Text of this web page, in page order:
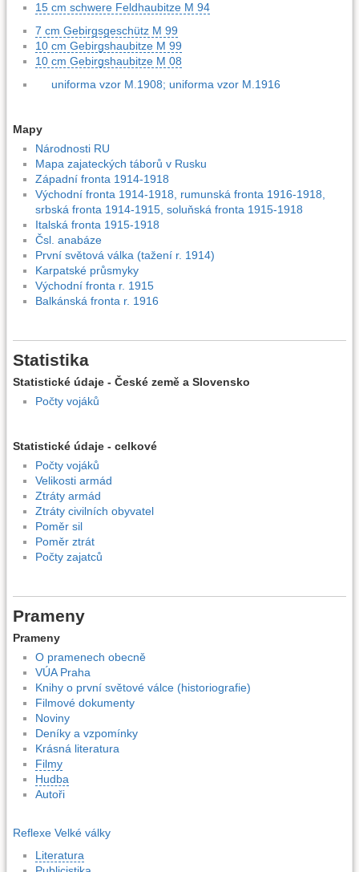
15 cm schwere Feldhaubitze M 94
7 cm Gebirgsgeschütz M 99
10 cm Gebirgshaubitze M 99
10 cm Gebirgshaubitze M 08
uniforma vzor M.1908; uniforma vzor M.1916
Mapy
Národnosti RU
Mapa zajateckých táborů v Rusku
Západní fronta 1914-1918
Východní fronta 1914-1918, rumunská fronta 1916-1918,
srbská fronta 1914-1915, soluňská fronta 1915-1918
Italská fronta 1915-1918
Čsl. anabáze
První světová válka (tažení r. 1914)
Karpatské průsmyky
Východní fronta r. 1915
Balkánská fronta r. 1916
Statistika
Statistické údaje - České země a Slovensko
Počty vojáků
Statistické údaje - celkové
Počty vojáků
Velikosti armád
Ztráty armád
Ztráty civilních obyvatel
Poměr sil
Poměr ztrát
Počty zajatců
Prameny
Prameny
O pramenech obecně
VÚA Praha
Knihy o první světové válce (historiografie)
Filmové dokumenty
Noviny
Deníky a vzpomínky
Krásná literatura
Filmy
Hudba
Autoři
Reflexe Velké války
Literatura